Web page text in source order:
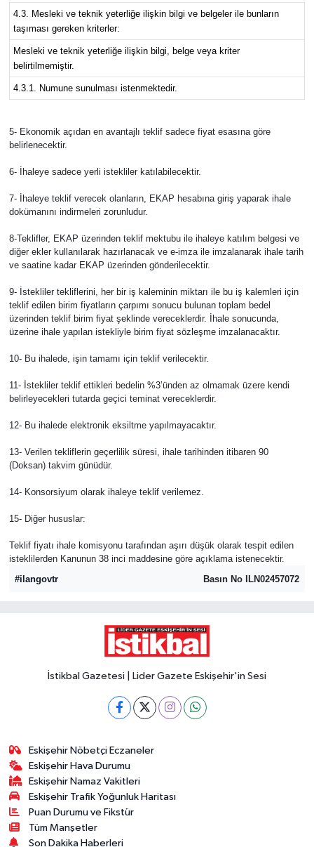
4.3. Mesleki ve teknik yeterliğe ilişkin bilgi ve belgeler ile bunların
taşıması gereken kriterler:
Mesleki ve teknik yeterliğe ilişkin bilgi, belge veya kriter
belirtilmemiştir.
4.3.1. Numune sunulması istenmektedir.
5- Ekonomik açıdan en avantajlı teklif sadece fiyat esasına göre
belirlenecektir.
6- İhaleye sadece yerli istekliler katılabilecektir.
7- İhaleye teklif verecek olanların, EKAP hesabına giriş yaparak ihale
dokümanını indirmeleri zorunludur.
8-Teklifler, EKAP üzerinden teklif mektubu ile ihaleye katılım belgesi ve
diğer ekler kullanılarak hazırlanacak ve e-imza ile imzalanarak ihale tarih
ve saatine kadar EKAP üzerinden gönderilecektir.
9- İstekliler tekliflerini, her bir iş kaleminin miktarı ile bu iş kalemleri için
teklif edilen birim fiyatların çarpımı sonucu bulunan toplam bedel
üzerinden teklif birim fiyat şeklinde vereceklerdir. İhale sonucunda,
üzerine ihale yapılan istekliyle birim fiyat sözleşme imzalanacaktır.
10- Bu ihalede, işin tamamı için teklif verilecektir.
11- İstekliler teklif ettikleri bedelin %3’ünden az olmamak üzere kendi
belirleyecekleri tutarda geçici teminat vereceklerdir.
12- Bu ihalede elektronik eksiltme yapılmayacaktır.
13- Verilen tekliflerin geçerlilik süresi, ihale tarihinden itibaren 90
(Doksan) takvim günüdür.
14- Konsorsiyum olarak ihaleye teklif verilemez.
15- Diğer hususlar:
Teklif fiyatı ihale komisyonu tarafından aşırı düşük olarak tespit edilen
isteklilerden Kanunun 38 inci maddesine göre açıklama istenecektir.
#ilangovtr
Basın No ILN02457072
İstikbal Gazetesi | Lider Gazete Eskişehir'in Sesi
Eskişehir Nöbetçi Eczaneler
Eskişehir Hava Durumu
Eskişehir Namaz Vakitleri
Eskişehir Trafik Yoğunluk Haritası
Puan Durumu ve Fikstür
Tüm Manşetler
Son Dakika Haberleri